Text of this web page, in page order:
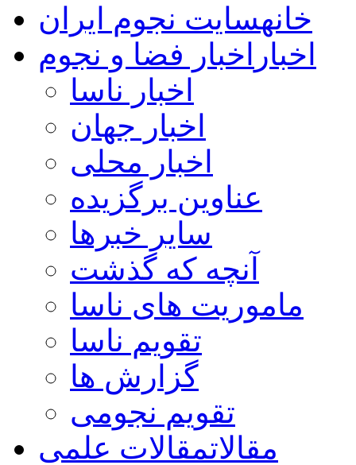
خانهسایت نجوم ایران
اخبار اخبار فضا و نجوم
اخبار ناسا
اخبار جهان
اخبار محلی
عناوین برگزیده
سایر خبرها
آنچه که گذشت
ماموریت های ناسا
تقویم ناسا
گزارش ها
تقویم نجومی
مقالاتمقالات علمی